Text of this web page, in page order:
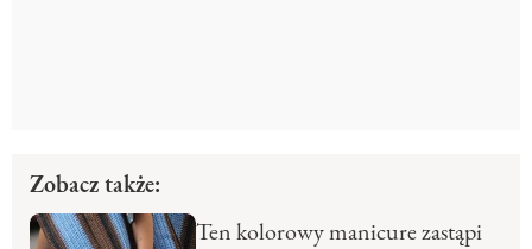
Zobacz także:
Ten kolorowy manicure zastąpi